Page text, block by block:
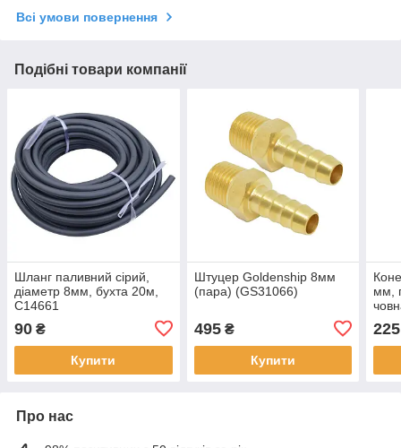
Всі умови повернення
Подібні товари компанії
Шланг паливний сірий,
діаметр 8мм, бухта 20м,
C14661
90 ₴
Купити
Штуцер Goldenship 8мм
(пара) (GS31066)
495₴
Купити
мм,
225
Про нас